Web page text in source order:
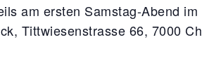
am ersten Samstag-Abend
Tittwiesenstrasse 66, 7000